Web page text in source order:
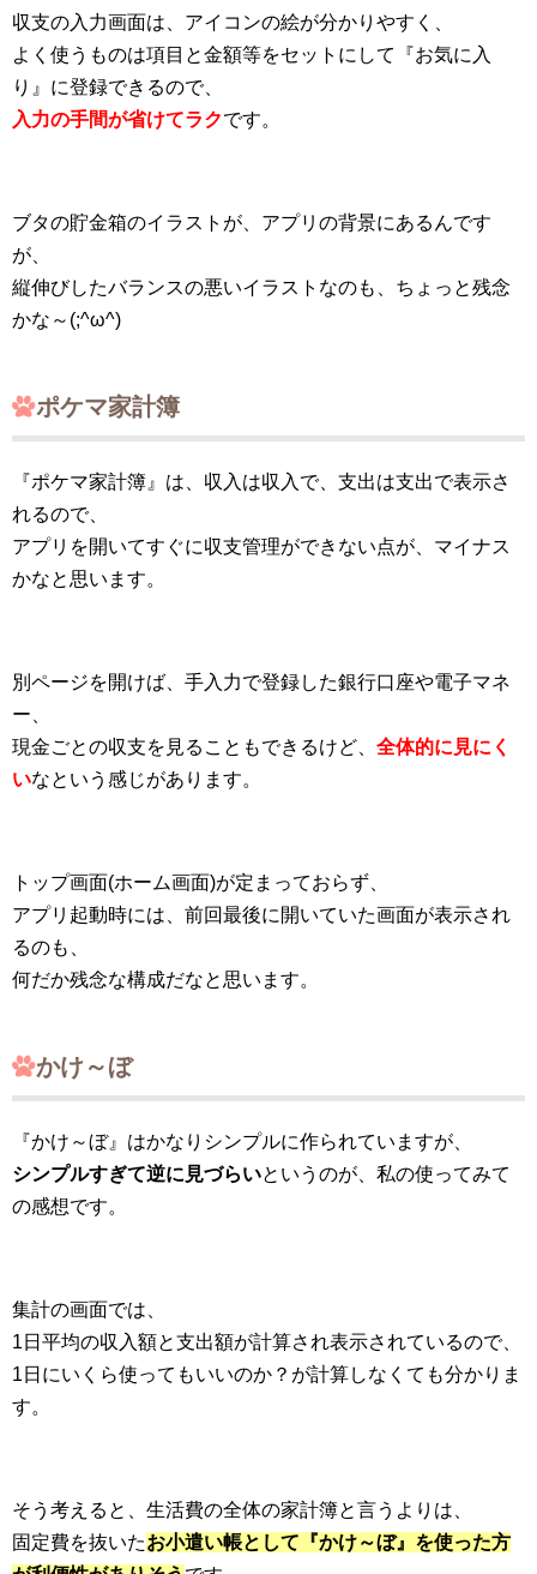
収支の入力画面は、アイコンの絵が分かりやすく、
よく使うものは項目と金額等をセットにして『お気に入
り』に登録できるので、
入力の手間が省けてラクです。
ブタの貯金箱のイラストが、アプリの背景にあるんです
が、
縦伸びしたバランスの悪いイラストなのも、ちょっと残念
かな～(;^ω^)
ポケマ家計簿
『ポケマ家計簿』は、収入は収入で、支出は支出で表示さ
れるので、
アプリを開いてすぐに収支管理ができない点が、マイナス
かなと思います。
別ページを開けば、手入力で登録した銀行口座や電子マネ
ー、
現金ごとの収支を見ることもできるけど、 全体的に見にく
いなという感じがあります。
トップ画面(ホーム画面)が定まっておらず、
アプリ起動時には、前回最後に開いていた画面が表示され
るのも、
何だか残念な構成だなと思います。
かけ～ぼ
『かけ～ぼ』はかなりシンプルに作られていますが、
シンプルすぎて逆に見づらいというのが、私の使ってみて
の感想です。
集計の画面では、
1日平均の収入額と支出額が計算され表示されているので、
1日にいくら使ってもいいのか？が計算しなくても分かりま
す。
そう考えると、生活費の全体の家計簿と言うよりは、
固定費を抜いたお小遣い帳として『かけ～ぼ』を使った方